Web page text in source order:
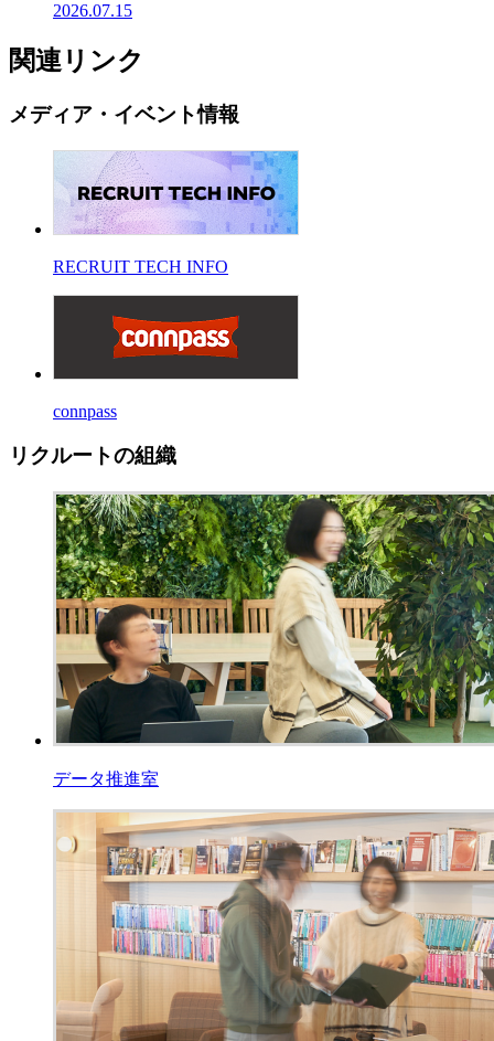
2026.07.15
関連リンク
メディア・イベント情報
RECRUIT TECH INFO
connpass
リクルートの組織
データ推進室